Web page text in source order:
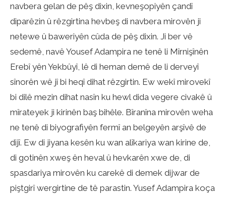
navbera gelan de pêş dixin, kevneşopiyên çandî
diparêzin û rêzgirtina hevbeş di navbera mirovên ji
netewe û baweriyên cûda de pêş dixin. Ji ber vê
sedemê, navê Yousef Adampira ne tenê li Mîrnişînên
Erebî yên Yekbûyî, lê di heman demê de li derveyî
sînorên wê jî bi heqî dihat rêzgirtin. Ew wekî mirovekî
bi dilê mezin dihat nasîn ku hewl dida vegere civakê û
mîrateyek ji kirinên baş bihêle. Bîranîna mirovên weha
ne tenê di biyografiyên fermî an belgeyên arşîvê de
dijî. Ew di jiyana kesên ku wan alîkariya wan kirine de,
di gotinên xweş ên heval û hevkarên xwe de, di
spasdariya mirovên ku carekê di demek dijwar de
piştgirî wergirtine de tê parastin. Yusef Adampira koça